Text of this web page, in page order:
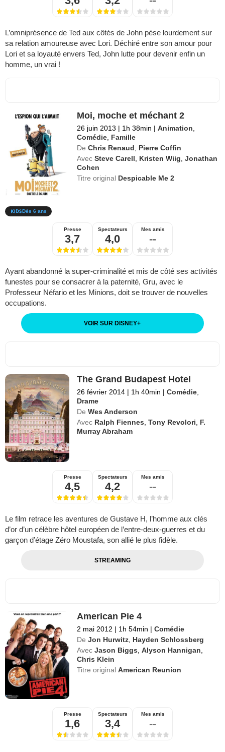
L’omniprésence de Ted aux côtés de John pèse lourdement sur
sa relation amoureuse avec Lori. Déchiré entre son amour pour
Lori et sa loyauté envers Ted, John lutte pour devenir enfin un
homme, un vrai !
Moi, moche et méchant 2
26 juin 2013 | 1h 38min | Animation,
Comédie, Famille
De Chris Renaud, Pierre Coffin
Avec Steve Carell, Kristen Wiig,Jonathan
Cohen
Titre original Despicable Me 2
Dès 6 ans
Presse
3,7
Spectateurs
4,0
Mes amis
--
Ayant abandonné la super-criminalité et mis de côté ses activités
funestes pour se consacrer à la paternité, Gru, avec le
Professeur Néfario et les Minions, doit se trouver de nouvelles
occupations.
VOIR SUR DISNEY+
The Grand Budapest Hotel
26 février 2014 | 1h 40min | Comédie,
Drame
De Wes Anderson
Avec Ralph Fiennes,Tony Revolori, F.
Murray Abraham
Presse
4,5
Spectateurs
4,2
Mes amis
--
Le film retrace les aventures de Gustave H, l’homme aux clés
d’or d’un célèbre hôtel européen de l’entre-deux-guerres et du
garçon d’étage Zéro Moustafa, son allié le plus fidèle.
STREAMING
American Pie 4
2 mai 2012 | 1h 54min | Comédie
De Jon Hurwitz, Hayden Schlossberg
Avec Jason Biggs,Alyson Hannigan,
Chris Klein
Titre originalAmerican Reunion
Presse
1,6
Spectateurs
3,4
Mes amis
--